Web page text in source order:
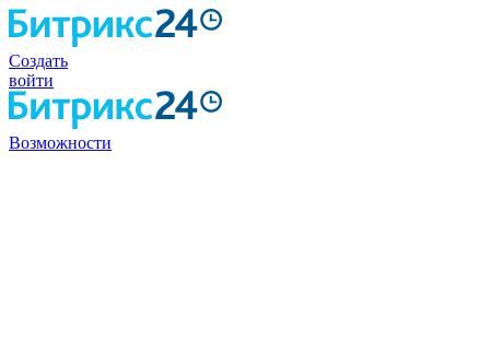
Создать
войти
Возможности